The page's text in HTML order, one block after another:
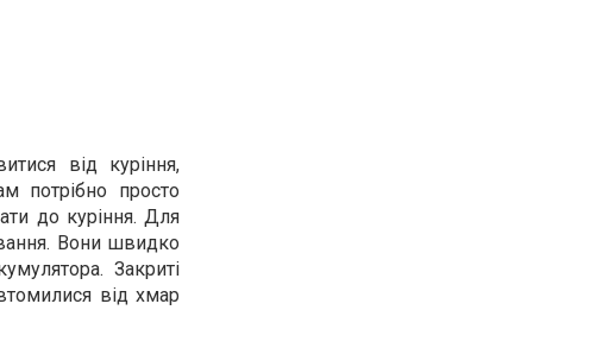
від куріння,
потрібно просто
до куріння. Для
Вони швидко
Закриті
від хмар